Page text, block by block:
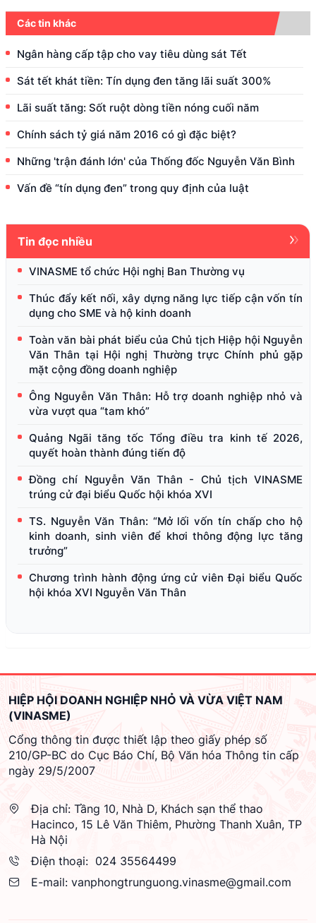
Các tin khác
Ngân hàng cấp tập cho vay tiêu dùng sát Tết
Sát tết khát tiền: Tín dụng đen tăng lãi suất 300%
Lãi suất tăng: Sốt ruột dòng tiền nóng cuối năm
Chính sách tỷ giá năm 2016 có gì đặc biệt?
Những 'trận đánh lớn' của Thống đốc Nguyễn Văn Bình
Vấn đề “tín dụng đen” trong quy định của luật
Tin đọc nhiều
VINASME tổ chức Hội nghị Ban Thường vụ
Thúc đẩy kết nối, xây dựng năng lực tiếp cận vốn tín
dụng cho SME và hộ kinh doanh
Toàn văn bài phát biểu của Chủ tịch Hiệp hội Nguyễn
Văn Thân tại Hội nghị Thường trực Chính phủ gặp
mặt cộng đồng doanh nghiệp
Ông Nguyễn Văn Thân: Hỗ trợ doanh nghiệp nhỏ và
vừa vượt qua “tam khó”
Quảng Ngãi tăng tốc Tổng điều tra kinh tế 2026,
quyết hoàn thành đúng tiến độ
Đồng chí Nguyễn Văn Thân - Chủ tịch VINASME
trúng cử đại biểu Quốc hội khóa XVI
TS. Nguyễn Văn Thân: “Mở lối vốn tín chấp cho hộ
kinh doanh, sinh viên để khơi thông động lực tăng
trưởng”
Chương trình hành động ứng cử viên Đại biểu Quốc
hội khóa XVI Nguyễn Văn Thân
HIỆP HỘI DOANH NGHIỆP NHỎ VÀ VỪA VIỆT NAM
(VINASME)
Cổng thông tin được thiết lập theo giấy phép số
210/GP-BC do Cục Báo Chí, Bộ Văn hóa Thông tin cấp
ngày 29/5/2007
Địa chỉ: Tầng 10, Nhà D, Khách sạn thể thao
Hacinco, 15 Lê Văn Thiêm, Phường Thanh Xuân, TP
Hà Nội
Điện thoại: 024 35564499
E-mail: vanphongtrunguong.vinasme@gmail.com